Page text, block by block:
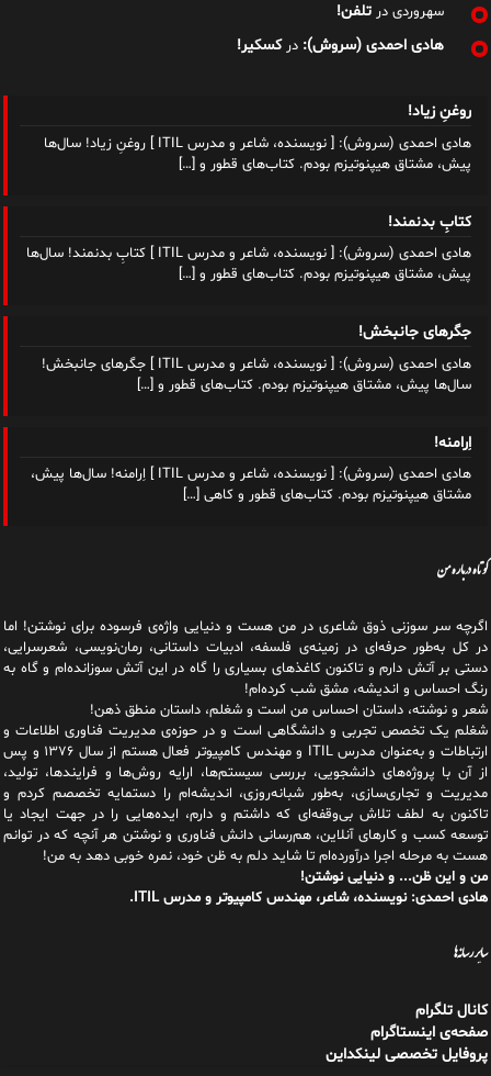
سهروردی در تلفن!
هادی احمدی (سروش): درکسکیر!
روغنِ زیاد!
هادی احمدی (سروش): [ نویسنده، شاعر و مدرس ITIL ] روغنِ زیاد! سال‌ها
پیش، مشتاق هیپنوتیزم بودم. کتاب‌های قطور و […]
کتابِ بدنمند!
هادی احمدی (سروش): [ نویسنده، شاعر و مدرس ITIL ] کتابِ بدنمند! سال‌ها
پیش، مشتاق هیپنوتیزم بودم. کتاب‌های قطور و […]
جگرهای جانبخش!
هادی احمدی (سروش): [ نویسنده، شاعر و مدرس ITIL ] جگرهای جانبخش!
سال‌ها پیش، مشتاق هیپنوتیزم بودم. کتاب‌های قطور و […]
اِرامنه!
هادی احمدی (سروش): [ نویسنده، شاعر و مدرس ITIL ] اِرامنه! سال‌ها پیش،
مشتاق هیپنوتیزم بودم. کتاب‌های قطور و کاهی […]
کوتاه درباره من
اگرچه سر سوزنی ذوق شاعری در من هست و دنیایی واژه‌‌ی فرسوده برای نوشتن! اما
در کل به‌طور حرفه‌ای در زمینه‌ی فلسفه، ادبیات داستانی، رمان‌نویسی، شعرسرایی،
دستی بر آتش دارم و تاکنون کاغذهای بسیاری را گاه در این آتش سوزانده‌ام و گاه به
رنگ احساس و اندیشه، مشق شب کرده‌ام!
شعر و نوشته، داستان احساس من است و شغلم، داستان منطق ذهن!
شغلم یک تخصص تجربی و دانشگاهی است و در حوزه‌ی مدیریت فناوری اطلاعات و
ارتباطات و به‌عنوان مدرس ITIL و مهندس کامپیوتر فعال هستم از سال ۱۳۷۶ و پس
از آن با پروژه‌های دانشجویی، بررسی سیستم‌ها، ارایه روش‌ها و فرایندها، تولید،
مدیریت و تجاری‌سازی، به‌طور شبانه‌روزی، اندیشه‌ام را دستمایه تخصصم کردم و
تاکنون به لطف تلاش بی‌وقفه‌ای که داشتم و دارم، اید‌ه‌هایی را در جهت ایجاد یا
توسعه کسب و کارهای آنلاین، هم‌رسانی دانش فناوری و نوشتن هر آنچه که در توانم
هست به مرحله اجرا درآورده‌ام تا شاید دلم به ظن خود، نمره خوبی دهد به من!
من و این ظن... و دنیایی نوشتن!
هادی احمدی: نویسنده، شاعر، مهندس کامپیوتر و مدرس ITIL.
سایر رسانه‌ها
کانال تلگرام
صفحه‌ی اینستاگرام
پروفایل تخصصی لینکداین